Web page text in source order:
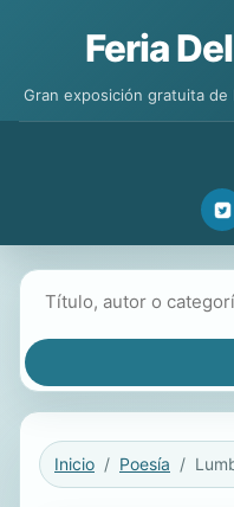
Feria
Gran exposición gratuita de
Inicio Poesía